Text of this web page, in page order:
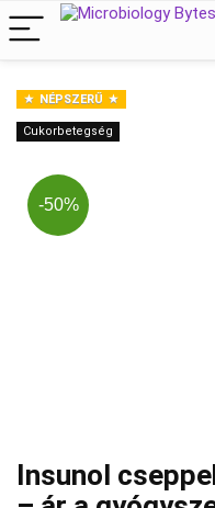
NÉPSZERŰ
Cukorbetegség
-50%
Insunol